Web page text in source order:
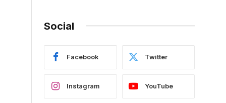
Social
Facebook Twitter
Instagram YouTube